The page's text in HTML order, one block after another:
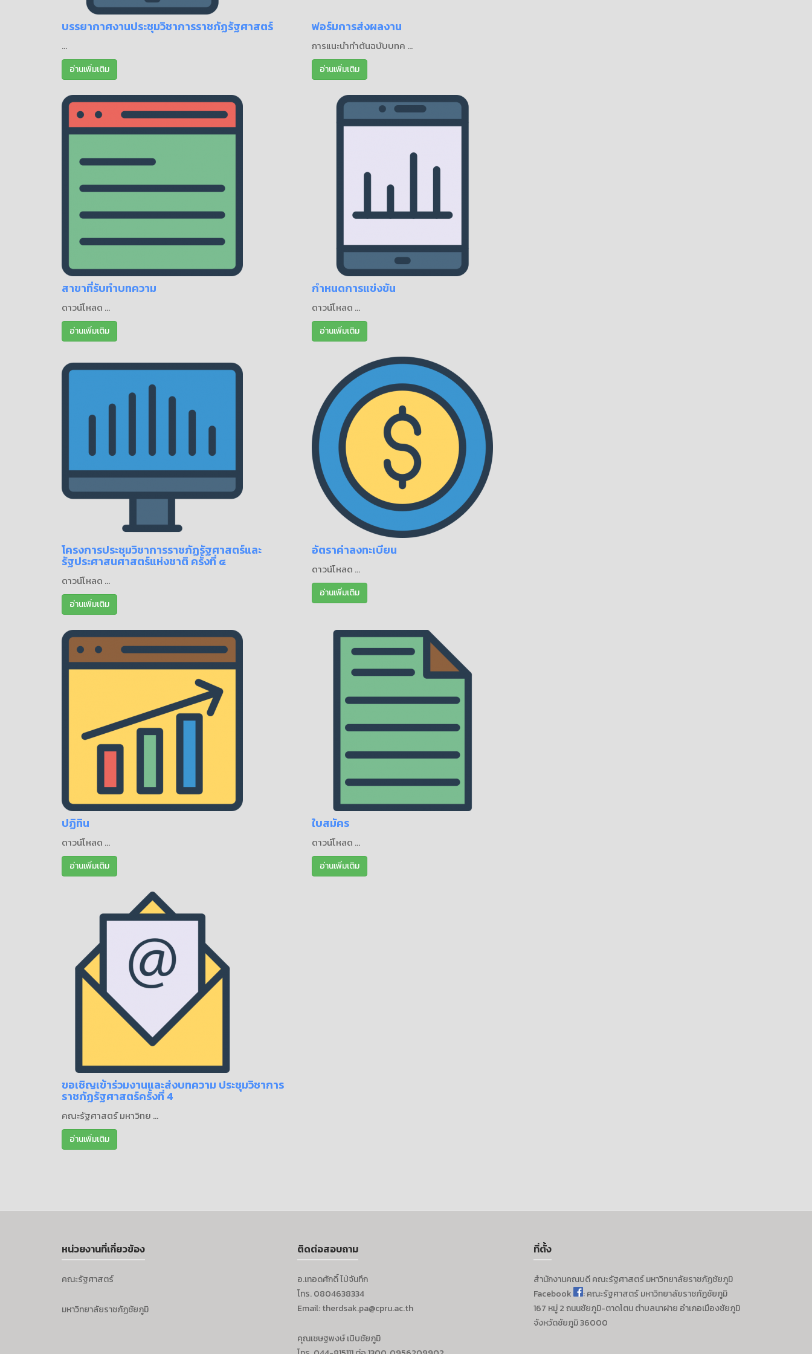
บรรยากาศงานประชุมวิชาการราชภัฏรัฐศาสตร์
...
อ่านเพิ่มเติม
ฟอร์มการส่งผลงาน
การแนะนำทำต้นฉบับบทค ...
อ่านเพิ่มเติม
สาขาที่รับทำบทความ
ดาวน์โหลด ...
อ่านเพิ่มเติม
กำหนดการแข่งขัน
ดาวน์โหลด ...
อ่านเพิ่มเติม
โครงการประชุมวิชาการราชภัฏรัฐศาสตร์และ
รัฐประศาสนศาสตร์แห่งชาติ ครั้งที่ ๔
ดาวน์โหลด ...
อ่านเพิ่มเติม
อัตราค่าลงทะเบียน
ดาวน์โหลด ...
อ่านเพิ่มเติม
ปฏิทิน
ดาวน์โหลด ...
อ่านเพิ่มเติม
ใบสมัคร
ดาวน์โหลด ...
อ่านเพิ่มเติม
ขอเชิญเข้าร่วมงานและส่งบทความ ประชุมวิชาการ
ราชภัฏรัฐศาสตร์ครั้งที่ 4
คณะรัฐศาสตร์ มหาวิทย ...
อ่านเพิ่มเติม
หน่วยงานที่เกี่ยวข้อง
คณะรัฐศาสตร์
มหาวิทยาลัยราชภัฏชัยภูมิ
ติดต่อสอบถาม
อ.เทอดศักดิ์ ไป่จันทึก
โทร. 0804638334
Email: therdsak.pa@cpru.ac.th
คุณเชษฐพงษ์ เบิบชัยภูมิ
ที่ตั้ง
สำนักงานคณบดีคณะรัฐศาสตร์มหาวิทยาลัยราชภัฏชัยภูมิ
Facebook
: คณะรัฐศาสตร์ มหาวิทยาลัยราชภัฏชัยภูมิ
167 หมู่ 2 ถนนชัยภูมิ-ตาดโตน ตำบลนาฝาย อำเภอเมืองชัยภูมิ
จังหวัดชัยภูมิ 36000